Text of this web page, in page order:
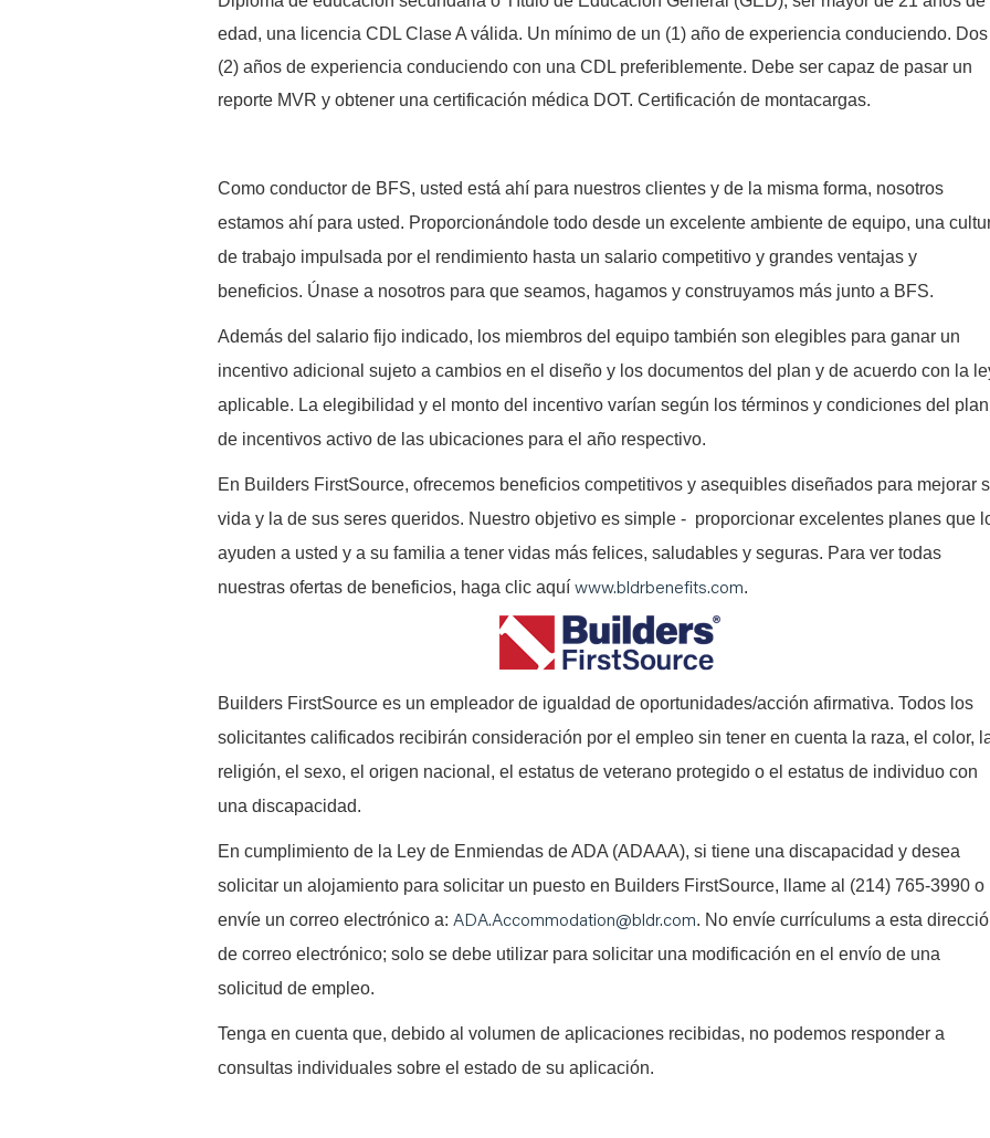
edad, una licencia CDL Clase A válida. Un mínimo de un (1) año de experiencia conduciendo. Dos
(2) años de experiencia conduciendo con una CDL preferiblemente. Debe ser capaz de pasar un
reporte MVR y obtener una certificación médica DOT. Certificación de montacargas.
Como conductor de BFS, usted está ahí para nuestros clientes y de la misma forma, nosotros
estamos ahí para usted. Proporcionándole todo desde un excelente ambiente de equipo, una
de trabajo impulsada por el rendimiento hasta un salario competitivo y grandes ventajas y
beneficios. Únase a nosotros para que seamos, hagamos y construyamos más junto a BFS.
Además del salario fijo indicado, los miembros del equipo también son elegibles para ganar un
incentivo adicional sujeto a cambios en el diseño y los documentos del plan y de acuerdo con la
aplicable. La elegibilidad y el monto del incentivo varían según los términos y condiciones del plan
de incentivos activo de las ubicaciones para el año respectivo.
En Builders FirstSource, ofrecemos beneficios competitivos y asequibles diseñados para mejorar
vida y la de sus seres queridos. Nuestro objetivo es simple - proporcionar excelentes planes que
ayuden a usted y a su familia a tener vidas más felices, saludables y seguras. Para ver todas
nuestras ofertas de beneficios, haga clic aquí www.bldrbenefits.com.
Builders FirstSource es un empleador de igualdad de oportunidades/acción afirmativa. Todos los
solicitantes calificados recibirán consideración por el empleo sin tener en cuenta la raza, el color,
religión, el sexo, el origen nacional, el estatus de veterano protegido o el estatus de individuo con
una discapacidad.
En cumplimiento de la Ley de Enmiendas de ADA (ADAAA), si tiene una discapacidad y desea
solicitar un alojamiento para solicitar un puesto en Builders FirstSource, llame al (214) 765-3990 o
envíe un correo electrónico a: ADA.Accommodation@bldr.com. No envíe currículums a esta
de correo electrónico; solo se debe utilizar para solicitar una modificación en el envío de una
solicitud de empleo.
Tenga en cuenta que, debido al volumen de aplicaciones recibidas, no podemos responder a
consultas individuales sobre el estado de su aplicación.